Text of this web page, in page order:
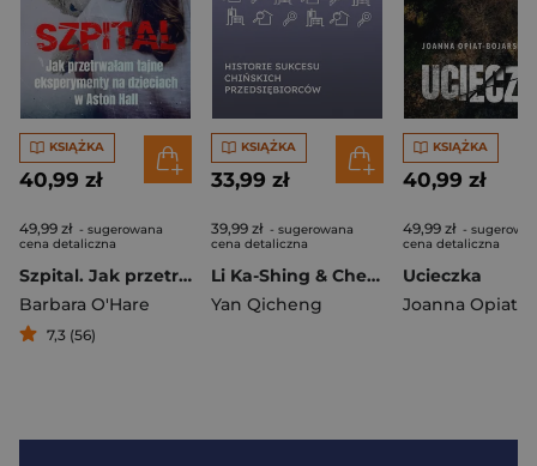
KSIĄŻKA
40,99 zł
49,99 zł - sugerowana
cena detaliczna
Szpital. Jak przetrwałam tajne eksperymenty na dzieciach w Aston Hall
Barbara O'Hare
7,3 (56)
KSIĄŻKA
33,99 zł
39,99 zł - sugerowana
cena detaliczna
Li Ka-Shing & Cheung Kong Holdings. Historie sukcesu chińskich przedsiębiorców
Yan Qicheng
KSIĄŻKA
40,99 zł
49,99 zł -
cena detaliczna
Ucieczka